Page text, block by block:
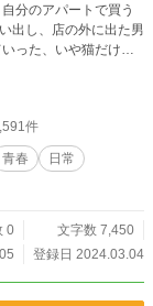
分のアパートで買う
出し、店の外に出た男
た人達が住んでい
件
青春
日常
0
文字数 7,450
登録日 2024.03.04